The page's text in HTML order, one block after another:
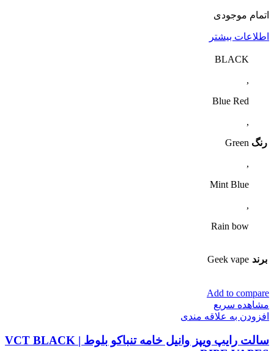
اتمام موجودی
اطلاعات بیشتر
رنگ
BLACK
,
Blue Red
,
Green
,
Mint Blue
,
Rain bow
برند Geek vape
Add to compare
مشاهده سریع
افزودن به علاقه مندی
سالت رایپ ویپز وانیل خامه تنباکو بلوط | VCT BLACK